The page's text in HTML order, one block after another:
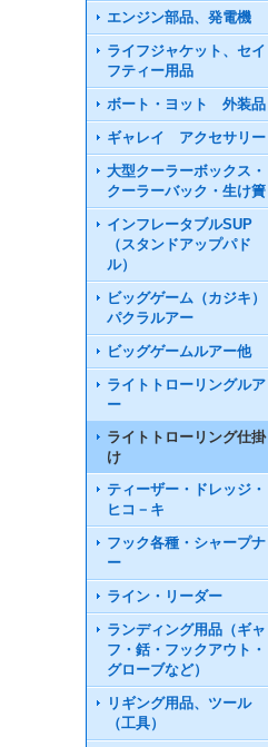
エンジン部品、発電機
ライフジャケット、セイ
フティー用品
ボート・ヨット 外装品
ギャレイ アクセサリー
大型クーラーボックス・
クーラーバック・生け簀
インフレータブルSUP
（スタンドアップパド
ル）
ビッグゲーム（カジキ）
パクラルアー
ビッグゲームルアー他
ライトトローリングルア
ー
ライトトローリング仕掛
け
ティーザー・ドレッジ・
ヒコ－キ
フック各種・シャープナ
ー
ライン・リーダー
ランディング用品（ギャ
フ・銛・フックアウト・
グローブなど）
リギング用品、ツール
（工具）